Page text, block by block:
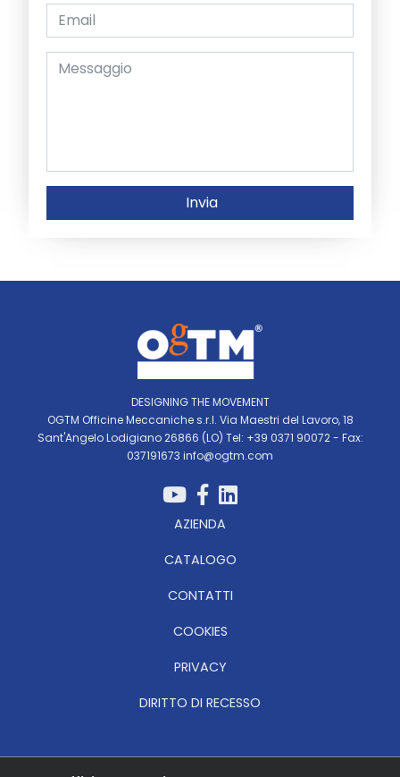
Invia
DESIGNING THE MOVEMENT
OGTM Officine Meccaniche s.r.l. Via Maestri del Lavoro, 18
Sant'Angelo Lodigiano 26866 (LO) Tel: +39 0371 90072 - Fax:
037191673 info@ogtm.com
AZIENDA
CATALOGO
CONTATTI
COOKIES
PRIVACY
DIRITTO DI RECESSO